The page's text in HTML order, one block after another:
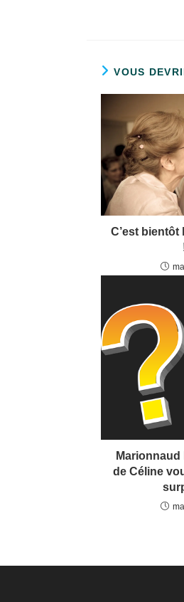
VOUS
C’est bientôt
Marionnaud
de Céline